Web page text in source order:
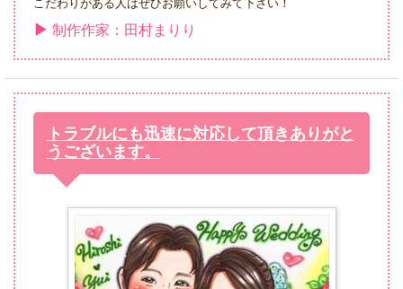
こだわりがある人はぜひお願いしてみて下さい！
制作作家：田村まりり
トラブルにも迅速に対応して頂きありがと
うございます。